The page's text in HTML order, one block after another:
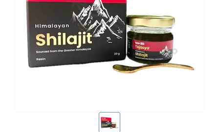
お薬ショップ